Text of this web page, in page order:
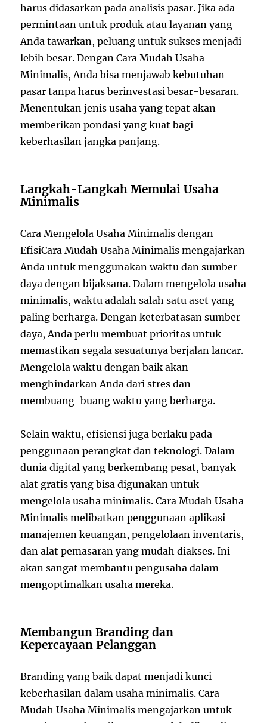
harus didasarkan pada analisis pasar. Jika ada
permintaan untuk produk atau layanan yang
Anda tawarkan, peluang untuk sukses menjadi
lebih besar. Dengan Cara Mudah Usaha
Minimalis, Anda bisa menjawab kebutuhan
pasar tanpa harus berinvestasi besar-besaran.
Menentukan jenis usaha yang tepat akan
memberikan pondasi yang kuat bagi
keberhasilan jangka panjang.
Langkah-Langkah Memulai Usaha
Minimalis
Cara Mengelola Usaha Minimalis dengan
EfisiCara Mudah Usaha Minimalis mengajarkan
Anda untuk menggunakan waktu dan sumber
daya dengan bijaksana. Dalam mengelola usaha
minimalis, waktu adalah salah satu aset yang
paling berharga. Dengan keterbatasan sumber
daya, Anda perlu membuat prioritas untuk
memastikan segala sesuatunya berjalan lancar.
Mengelola waktu dengan baik akan
menghindarkan Anda dari stres dan
membuang-buang waktu yang berharga.
Selain waktu, efisiensi juga berlaku pada
penggunaan perangkat dan teknologi. Dalam
dunia digital yang berkembang pesat, banyak
alat gratis yang bisa digunakan untuk
mengelola usaha minimalis. Cara Mudah Usaha
Minimalis melibatkan penggunaan aplikasi
manajemen keuangan, pengelolaan inventaris,
dan alat pemasaran yang mudah diakses. Ini
akan sangat membantu pengusaha dalam
mengoptimalkan usaha mereka.
Membangun Branding dan
Kepercayaan Pelanggan
Branding yang baik dapat menjadi kunci
keberhasilan dalam usaha minimalis. Cara
Mudah Usaha Minimalis mengajarkan untuk